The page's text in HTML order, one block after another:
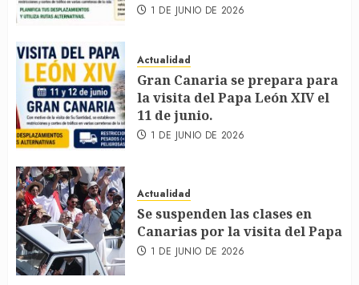
1 DE JUNIO DE 2026
Actualidad
Gran Canaria se prepara para
la visita del Papa León XIV el
11 de junio.
1 DE JUNIO DE 2026
Actualidad
Se suspenden las clases en
Canarias por la visita del Papa
1 DE JUNIO DE 2026